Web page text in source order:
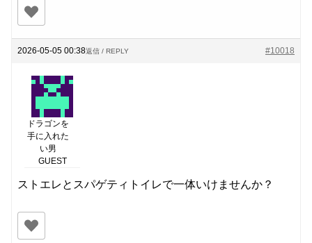
2026-05-05 00:38 #10018
返信 / REPLY
ドラゴンを
手に入れた
い男
GUEST
ストエレとスパゲティトイレで一体いけませんか？